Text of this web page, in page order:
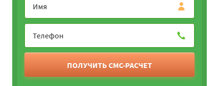
ПОЛУЧИТЬ СМС-РАСЧЕТ